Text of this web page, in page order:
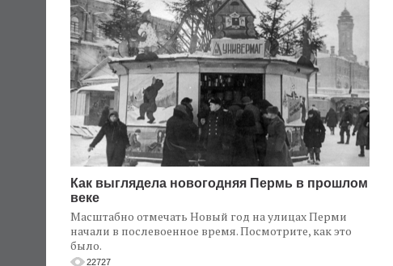
Как выглядела новогодняя Пермь в прошлом
веке
Масштабно отмечать Новый год на улицах Перми
начали в послевоенное время. Посмотрите, как это
было.
22727